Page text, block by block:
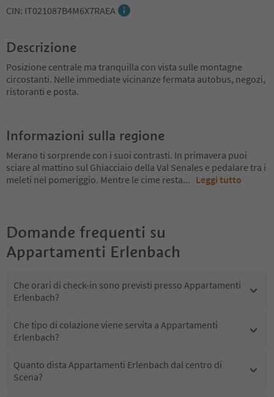
CIN: IT021087B4M6X7RAEA
Descrizione
Posizione centrale ma tranquilla con vista sulle montagne
circostanti. Nelle immediate vicinanze fermata autobus, negozi,
ristoranti e posta.
Informazioni sulla regione
Merano ti sorprende con i suoi contrasti. In primavera puoi
sciare al mattino sul Ghiacciaio della Val Senales e pedalare tra i
meleti nel pomeriggio. Mentre le cime resta... Leggi tutto
Domande frequenti su
Appartamenti Erlenbach
Che orari di check-in sono previsti presso Appartamenti
Erlenbach?
Che tipo di colazione viene servita a Appartamenti
Erlenbach?
Quanto dista Appartamenti Erlenbach dal centro di
Scena?